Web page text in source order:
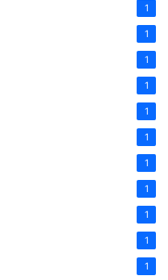
1
1
1
1
1
1
1
1
1
1
1